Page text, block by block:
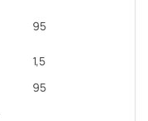
95
1,5
95